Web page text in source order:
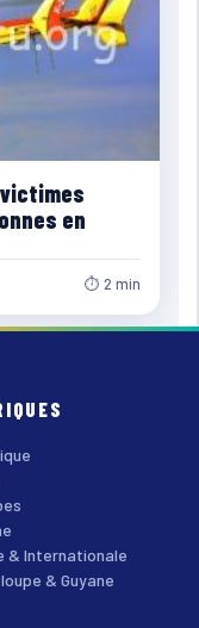
en
⏱ 2 min
& Internationale
& Guyane